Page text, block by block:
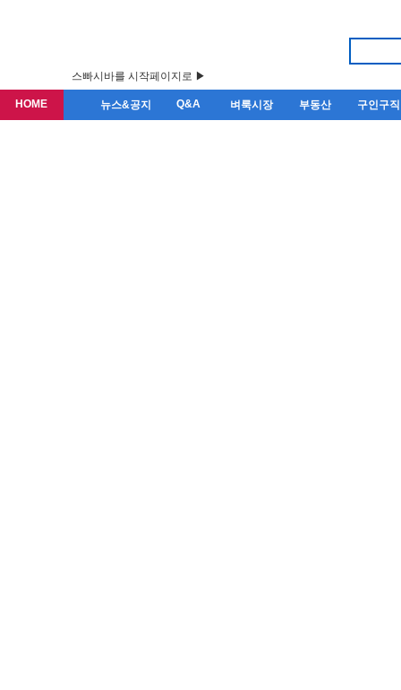
스빠시바를 시작페이지로 ▶
HOME 뉴스&공지 Q&A 벼룩시장 부동산 구인구직